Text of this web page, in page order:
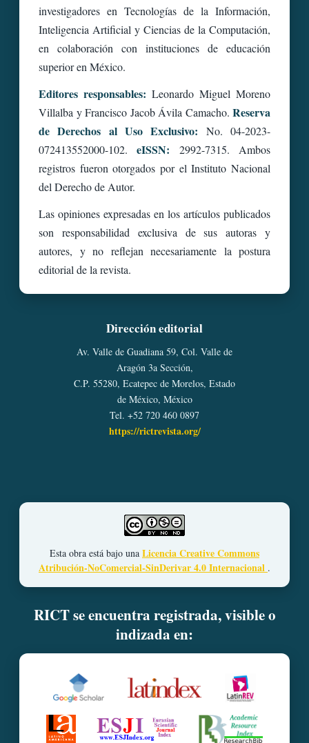
investigadores en Tecnologías de la Información,
Inteligencia Artificial y Ciencias de la Computación,
en colaboración con instituciones de educación
superior en México.
Editores responsables: Leonardo Miguel Moreno
Villalba y Francisco Jacob Ávila Camacho. Reserva
de Derechos al Uso Exclusivo: No. 04-2023-
072413552000-102.eISSN: 2992-7315. Ambos
registros fueron otorgados por el Instituto Nacional
del Derecho de Autor.
Las opiniones expresadas en los artículos publicados
son responsabilidad exclusiva de sus autoras y
autores, y no reflejan necesariamente la postura
editorial de la revista.
Dirección editorial
Av. Valle de Guadiana 59, Col. Valle de
Aragón 3a Sección,
C.P. 55280, Ecatepec de Morelos, Estado
de México, México
Tel. +52 720 460 0897
https://rictrevista.org/
Esta obra está bajo una Licencia Creative Commons
Atribución-NoComercial-SinDerivar 4.0 Internacional .
RICT se encuentra registrada, visible o
indizada en: